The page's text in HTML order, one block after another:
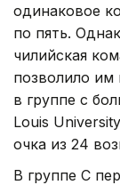
одинаковое
по пять.
чилийская
позволило
в группе с
Louis
очка из 24
В группе C